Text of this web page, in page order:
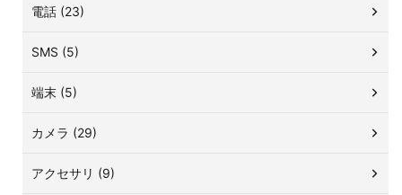
電話 (23)
SMS (5)
端末 (5)
カメラ (29)
アクセサリ (9)